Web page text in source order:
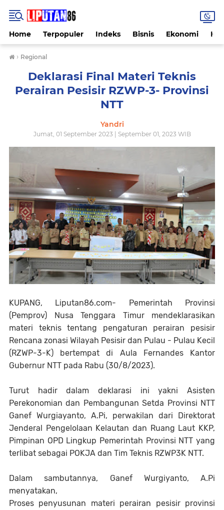
Home Terpopuler Indeks Bisnis Ekonomi
› Regional
Deklarasi Final Materi Teknis
Perairan Pesisir RZWP-3- Provinsi
NTT
Yandri
Jumat, 01 September 2023 | September 01, 2023 WIB
KUPANG, Liputan86.com- Pemerintah Provinsi
(Pemprov) Nusa Tenggara Timur mendeklarasikan
materi teknis tentang pengaturan perairan pesisir
Rencana zonasi Wilayah Pesisir dan Pulau - Pulau Kecil
(RZWP-3-K) bertempat di Aula Fernandes Kantor
Gubernur NTT pada Rabu (30/8/2023).
Turut hadir dalam deklarasi ini yakni Asisten
Perekonomian dan Pembangunan Setda Provinsi NTT
Ganef Wurgiayanto, A.Pi, perwakilan dari Direktorat
Jenderal Pengelolaan Kelautan dan Ruang Laut KKP,
Pimpinan OPD Lingkup Pemerintah Provinsi NTT yang
terlibat sebagai POKJA dan Tim Teknis RZWP3K NTT.
Dalam sambutannya, Ganef Wurgiyanto, A.Pi
menyatakan,
Proses penyusunan materi perairan pesisir provinsi